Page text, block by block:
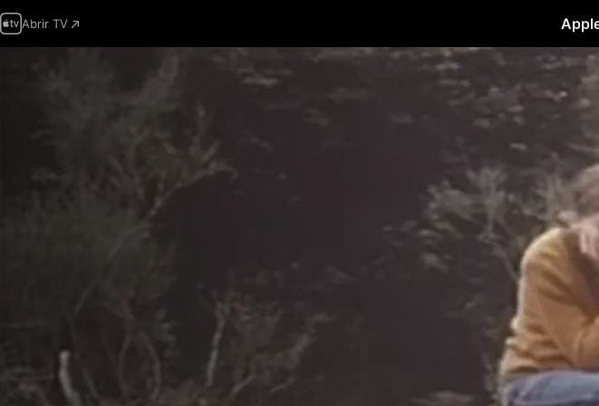
Abrir TV